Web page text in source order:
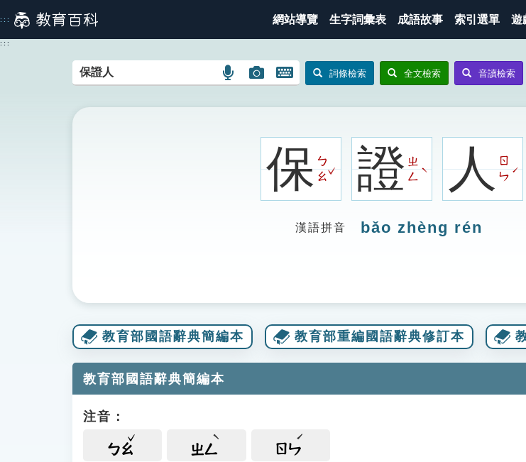
到
主
::: 網站導覽 生字詞彙表 成語故事 索引選單 遊
:::
語
搜
圖
搜
圖
開
鍵
圖
示
詞條檢索 全文檢索 音讀檢索
保ㄅ
ㄠ
ˇ 證ㄓ
ㄥ
ˋ 人ㄖ
ㄣ
ˊ
漢語拼音 bǎo zhèng rén
教育部國語辭典簡編本 教育部重編國語辭典修訂本
教育部國語辭典簡編本
注音：
ㄅㄠ ㄓㄥ ㄖㄣ